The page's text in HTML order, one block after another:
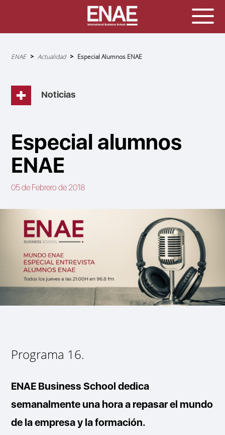
Sobrescribir
la
navegación
ENAE Actualidad Especial Alumnos ENAE
Noticias
Especial alumnos
ENAE
05 de Febrero de 2018
Programa 16.
ENAE Business School dedica
semanalmente una hora a repasar el mundo
de la empresa y la formación.